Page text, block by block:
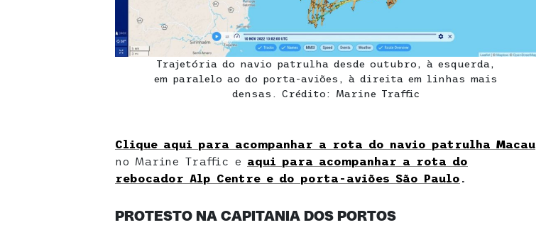
Trajetória do navio patrulha desde outubro, à esquerda,
em paralelo ao do porta-aviões, à direita em linhas mais
densas. Crédito: Marine Traffic
Clique aqui para acompanhar a rota do navio patrulha Macau
no Marine Traffic e aqui para acompanhar a rota do
rebocador Alp Centre e do porta-aviões São Paulo .
PROTESTO NA CAPITANIA DOS PORTOS